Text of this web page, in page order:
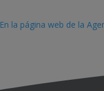
En la página web de la